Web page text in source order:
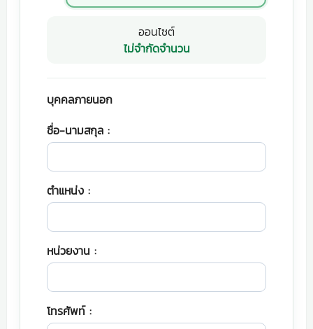
ออนไซต์
ไม่จำกัดจำนวน
บุคคลภายนอก
ชื่อ-นามสกุล :
ตำแหน่ง :
หน่วยงาน :
โทรศัพท์ :